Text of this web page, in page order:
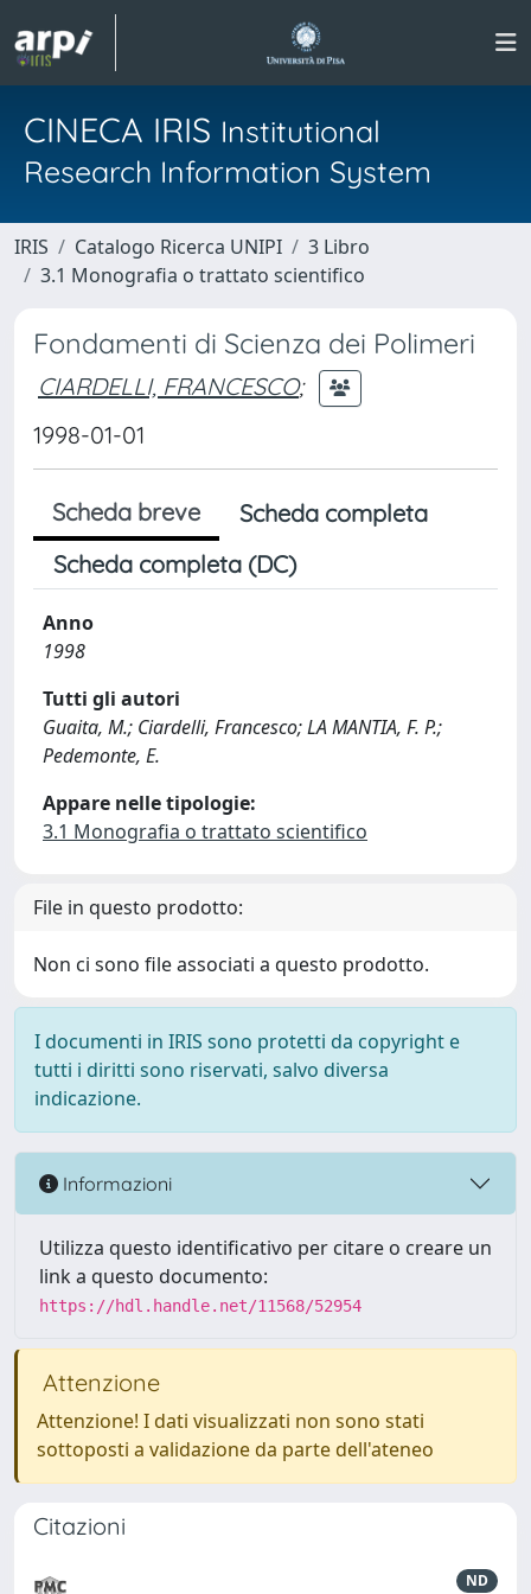
CINECA IRIS Institutional
Research Information System
IRIS Catalogo Ricerca UNIPI
3 Libro
3.1 Monografia o trattato scientifico
Fondamenti di Scienza dei Polimeri
CIARDELLI, FRANCESCO;
1998-01-01
Scheda breve
Scheda completa
Scheda completa (DC)
Anno
1998
Tutti gli autori
Guaita, M.; Ciardelli, Francesco; LA MANTIA, F. P.;
Pedemonte, E.
Appare nelle tipologie:
3.1 Monografia o trattato scientifico
File in questo prodotto:
Non ci sono file associati a questo prodotto.
I documenti in IRIS sono protetti da copyright e
tutti i diritti sono riservati, salvo diversa
indicazione.
Informazioni
Utilizza questo identificativo per citare o creare un
link a questo documento:
https://hdl.handle.net/11568/52954
Attenzione
Attenzione! I dati visualizzati non sono stati
sottoposti a validazione da parte dell'ateneo
Citazioni
ND